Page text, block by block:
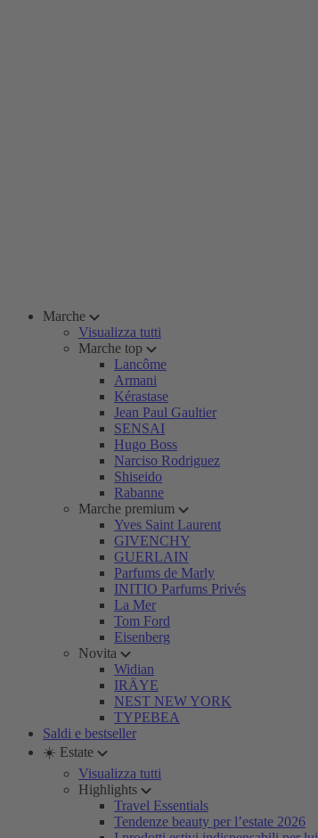
Marche
Visualizza tutti
Marche top
Lancôme
Armani
Kérastase
Jean Paul Gaultier
SENSAI
Hugo Boss
Narciso Rodriguez
Shiseido
Rabanne
Marche premium
Yves Saint Laurent
GIVENCHY
GUERLAIN
Parfums de Marly
INITIO Parfums Privés
La Mer
Tom Ford
Eisenberg
Novita
Widian
IRÄYE
NEST NEW YORK
TYPEBEA
Saldi e bestseller
☀️ Estate
Visualizza tutti
Highlights
Travel Essentials
Tendenze beauty per l’estate 2026